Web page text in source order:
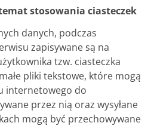
stosowania ciasteczek
danych, podczas
zapisywane są na
tzw. ciasteczka
pliki tekstowe, które mogą
internetowego do
przez nią oraz wysyłane
mogą być przechowywane